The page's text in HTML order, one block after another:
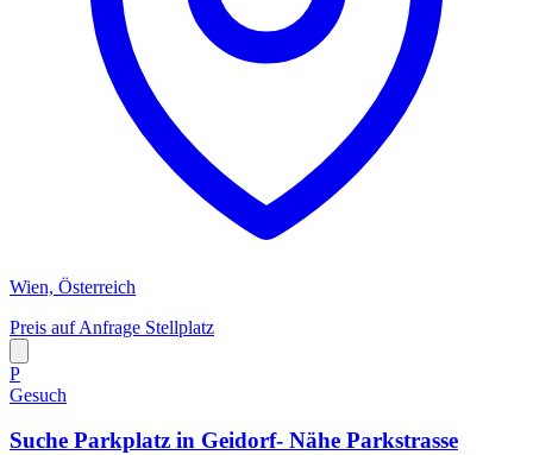
Wien, Österreich
Preis auf Anfrage Stellplatz
P
Gesuch
Suche Parkplatz in Geidorf- Nähe Parkstrasse